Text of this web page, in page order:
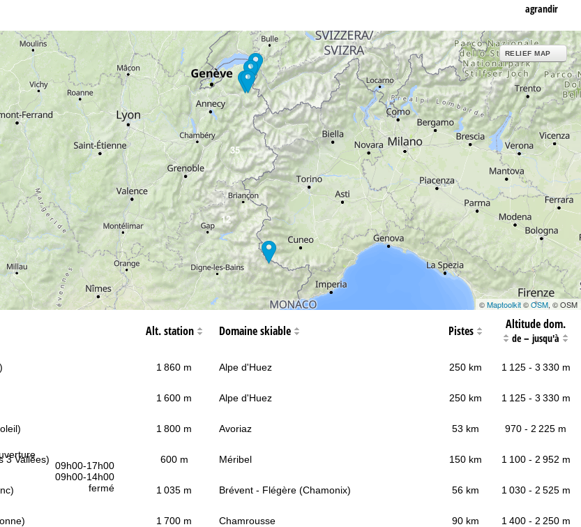
09h00-17h00
09h00-14h00
fermé
agrandir
35
12
RELIEF MAP
©Maptoolkit©OSM, © OSM
Alt. station Domaine skiable Pistes Altitude dom.
de –jusqu'à
1 860 m Alpe d'Huez 250 km 1 125 - 3 330 m
1 600 m Alpe d'Huez 250 km 1 125 - 3 330 m
1 800 m Avoriaz 53 km 970 - 2 225 m
3 Vallées) 600 m Méribel 150 km 1 100 - 2 952 m
1 035 m Brévent - Flégère (Chamonix) 56 km 1 030 - 2 525 m
1 700 m Chamrousse 90 km 1 400 - 2 250 m